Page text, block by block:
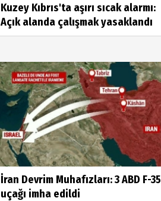
Kuzey Kıbrıs'ta aşırı sıcak alarmı:
Açık alanda çalışmak yasaklandı
İran Devrim Muhafızları: 3 ABD F-35
uçağı imha edildi